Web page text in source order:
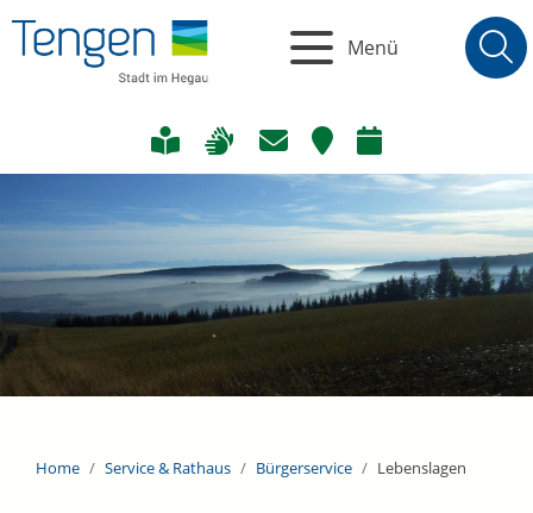
Menü
Home Service & Rathaus Bürgerservice Lebenslagen